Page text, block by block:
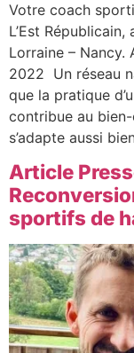
Votre coach
L’Est
Lorraine –
2022 Un réseau
que la pratique
contribue au
s’adapte aussi
Article
sportifs de